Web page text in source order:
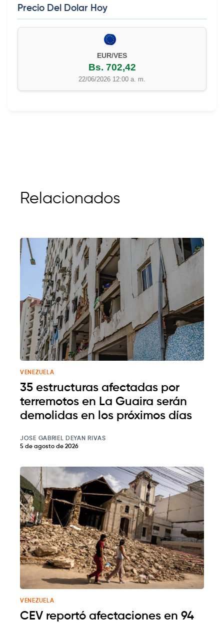
Precio Del Dolar Hoy
EUR/VES
Bs. 702,42
22/06/2026 12:00 a. m.
Relacionados
VENEZUELA
35 estructuras afectadas por
terremotos en La Guaira serán
demolidas en los próximos días
JOSE GABRIEL DEYAN RIVAS
5 de agosto de 2026
VENEZUELA
CEV reportó afectaciones en 94